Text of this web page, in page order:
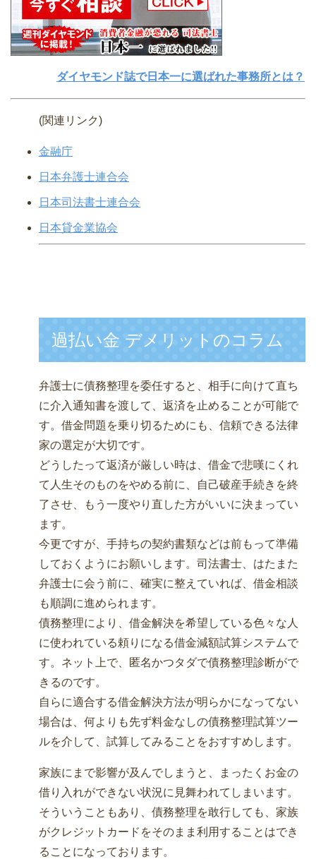
ダイヤモンド誌で日本一に選ばれた事務所とは？
(関連リンク)
金融庁
日本弁護士連合会
日本司法書士連合会
日本貸金業協会
過払い金 デメリットのコラム
弁護士に債務整理を委任すると、相手に向けて直ち
に介入通知書を渡して、返済を止めることが可能で
す。借金問題を乗り切るためにも、信頼できる法律
家の選定が大切です。
どうしたって返済が厳しい時は、借金で悲嘆にくれ
て人生そのものをやめる前に、自己破産手続きを終
了させ、もう一度やり直した方がいいに決まってい
ます。
今更ですが、手持ちの契約書類などは前もって準備
しておくようにお願いします。司法書士、はたまた
弁護士に会う前に、確実に整えていれば、借金相談
も順調に進められます。
債務整理により、借金解決を希望している色々な人
に使われている頼りになる借金減額試算システムで
す。ネット上で、匿名かつタダで債務整理診断がで
きるのです。
自らに適合する借金解決方法が明らかになってない
場合は、何よりも先ず料金なしの債務整理試算ツー
ルを介して、試算してみることをおすすめします。
家族にまで影響が及んでしまうと、まったくお金の
借り入れができない状況に見舞われてしまいます。
そういうこともあり、債務整理を敢行しても、家族
がクレジットカードをそのまま利用することはでき
ることになっております。